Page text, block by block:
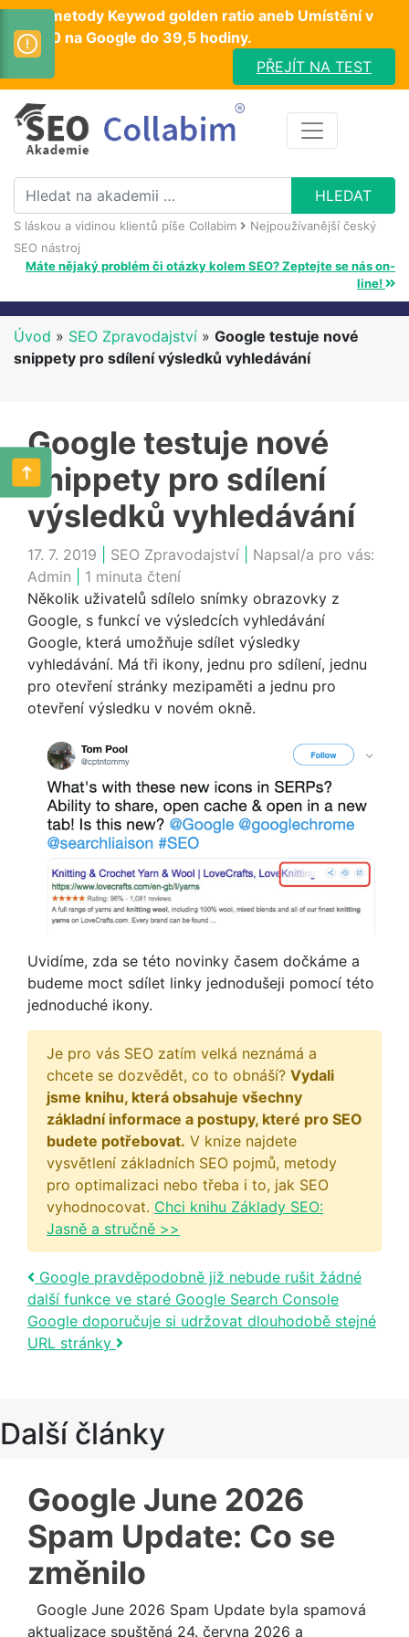
Test metody Keywod golden ratio aneb Umístění v
TOP10 na Google do 39,5 hodiny.
PŘEJÍT NA TEST
S láskou a vidinou klientů píše Collabim
Nejpoužívanější český
SEO nástroj
Máte nějaký problém či otázky kolem SEO? Zeptejte se nás on-
line!
Úvod » SEO Zpravodajství » Google testuje nové
snippety pro sdílení výsledků vyhledávání
Google testuje nové
snippety pro sdílení
výsledků vyhledávání
17. 7. 2019 SEO Zpravodajství
Napsal/a pro vás:
Admin
1 minuta čtení
Několik uživatelů sdílelo snímky obrazovky z
Google, s funkcí ve výsledcích vyhledávání
Google, která umožňuje sdílet výsledky
vyhledávání. Má tři ikony, jednu pro sdílení, jednu
pro otevření stránky mezipaměti a jednu pro
otevření výsledku v novém okně.
Uvidíme, zda se této novinky časem dočkáme a
budeme moct sdílet linky jednodušeji pomocí této
jednoduché ikony.
Je pro vás SEO zatím velká neznámá a
chcete se dozvědět, co to obnáší? Vydali
jsme knihu, která obsahuje všechny
základní informace a postupy, které pro SEO
budete potřebovat. V knize najdete
vysvětlení základních SEO pojmů, metody
pro optimalizaci nebo třeba i to, jak SEO
vyhodnocovat. Chci knihu Základy SEO:
Jasně a stručně >>
Post navigation
Google pravděpodobně již nebude rušit žádné
další funkce ve staré Google Search Console
Google doporučuje si udržovat dlouhodobě stejné
URL stránky
Další články
Google June 2026
Spam Update: Co se
změnilo
Google June 2026 Spam Update byla spamová
aktualizace spuštěná 24. června 2026 a